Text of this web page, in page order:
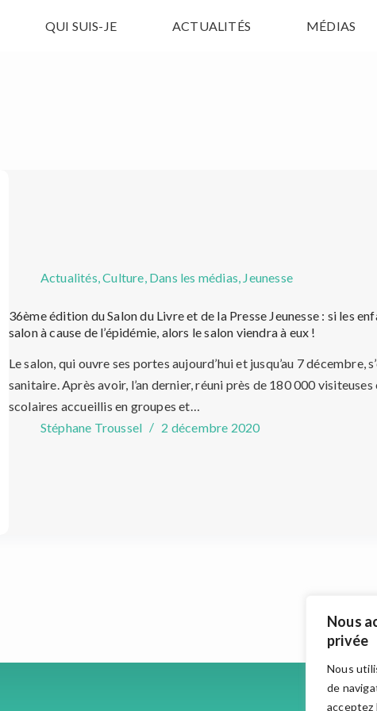
Nous
privée
Nous
de
acceptez
QUI SUIS-JE ACTUALITÉS MÉDIAS
Actualités,Culture, Dans les médias, Jeunesse
36ème édition du Salon du Livre et de la Presse Jeunesse : si les
salon à cause de l’épidémie, alors le salon viendra à eux !
Le salon, qui ouvre ses portes aujourd’hui et jusqu’au 7 décembre,
sanitaire. Après avoir, l’an dernier, réuni près de 180 000
scolaires accueillis en groupes et…
Stéphane Troussel
2 décembre 2020